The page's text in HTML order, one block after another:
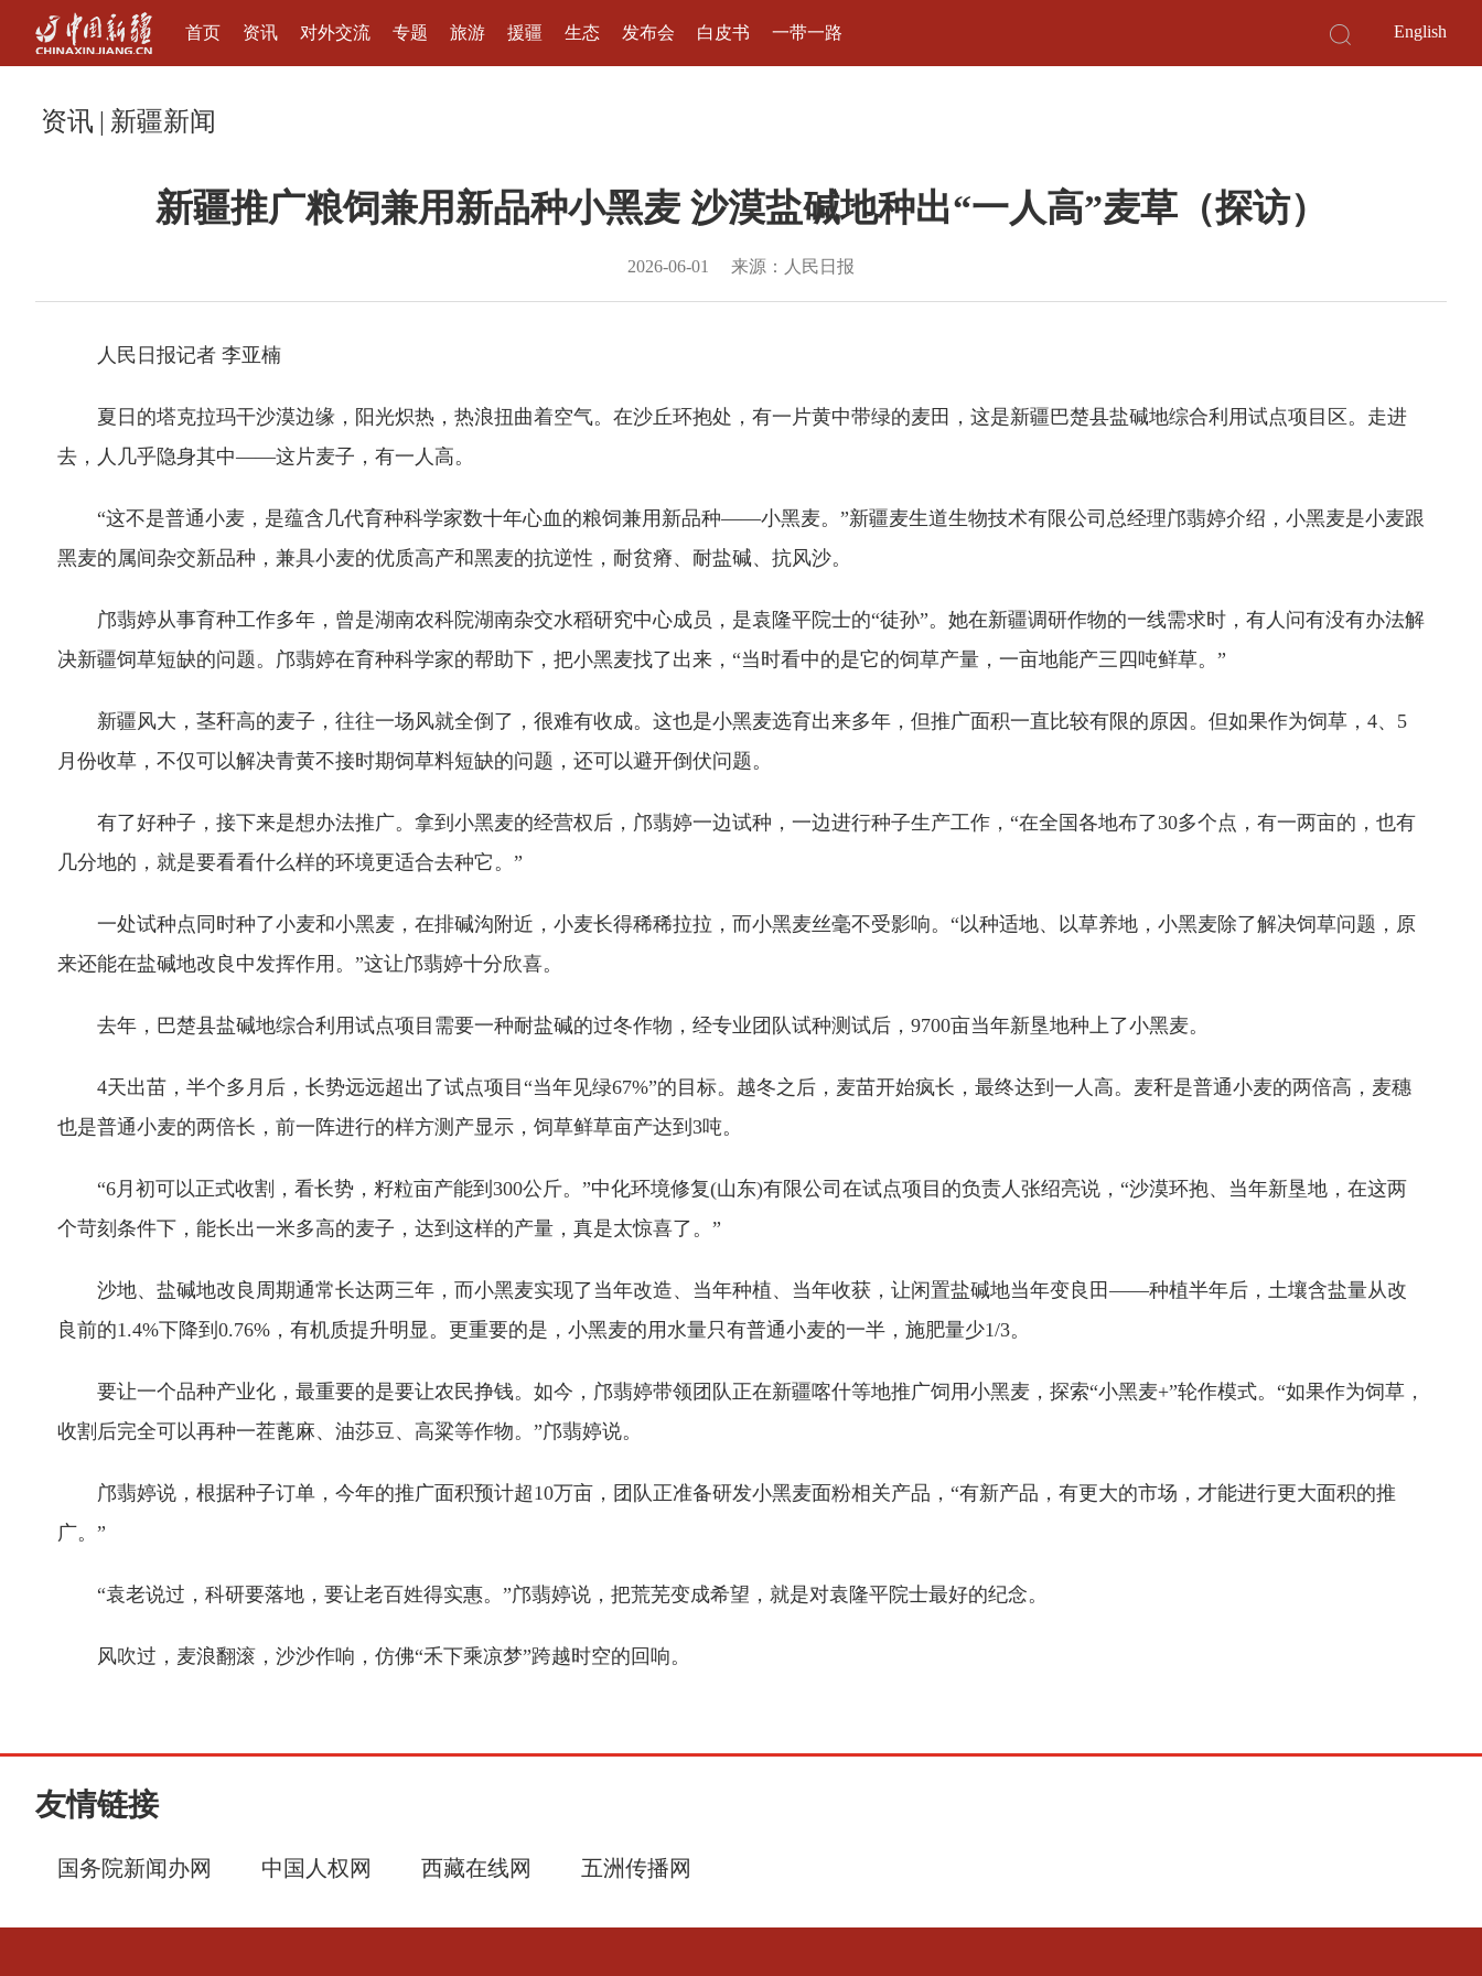
首页 资讯 对外交流 专题 旅游 援疆 生态 发布会 白皮书 一带一路 English
资讯 | 新疆新闻
新疆推广粮饲兼用新品种小黑麦 沙漠盐碱地种出“一人高”麦草（探访）
2026-06-01 来源：人民日报
人民日报记者 李亚楠
夏日的塔克拉玛干沙漠边缘，阳光炽热，热浪扭曲着空气。在沙丘环抱处，有一片黄中带绿的麦田，这是新疆巴楚县盐碱地综合利用试点项目区。走进
去，人几乎隐身其中——这片麦子，有一人高。
“这不是普通小麦，是蕴含几代育种科学家数十年心血的粮饲兼用新品种——小黑麦。”新疆麦生道生物技术有限公司总经理邝翡婷介绍，小黑麦是小麦跟
黑麦的属间杂交新品种，兼具小麦的优质高产和黑麦的抗逆性，耐贫瘠、耐盐碱、抗风沙。
邝翡婷从事育种工作多年，曾是湖南农科院湖南杂交水稻研究中心成员，是袁隆平院士的“徒孙”。她在新疆调研作物的一线需求时，有人问有没有办法解
决新疆饲草短缺的问题。邝翡婷在育种科学家的帮助下，把小黑麦找了出来，“当时看中的是它的饲草产量，一亩地能产三四吨鲜草。”
新疆风大，茎秆高的麦子，往往一场风就全倒了，很难有收成。这也是小黑麦选育出来多年，但推广面积一直比较有限的原因。但如果作为饲草，4、5
月份收草，不仅可以解决青黄不接时期饲草料短缺的问题，还可以避开倒伏问题。
有了好种子，接下来是想办法推广。拿到小黑麦的经营权后，邝翡婷一边试种，一边进行种子生产工作，“在全国各地布了30多个点，有一两亩的，也有
几分地的，就是要看看什么样的环境更适合去种它。”
一处试种点同时种了小麦和小黑麦，在排碱沟附近，小麦长得稀稀拉拉，而小黑麦丝毫不受影响。“以种适地、以草养地，小黑麦除了解决饲草问题，原
来还能在盐碱地改良中发挥作用。”这让邝翡婷十分欣喜。
去年，巴楚县盐碱地综合利用试点项目需要一种耐盐碱的过冬作物，经专业团队试种测试后，9700亩当年新垦地种上了小黑麦。
4天出苗，半个多月后，长势远远超出了试点项目“当年见绿67%”的目标。越冬之后，麦苗开始疯长，最终达到一人高。麦秆是普通小麦的两倍高，麦穗
也是普通小麦的两倍长，前一阵进行的样方测产显示，饲草鲜草亩产达到3吨。
“6月初可以正式收割，看长势，籽粒亩产能到300公斤。”中化环境修复(山东)有限公司在试点项目的负责人张绍亮说，“沙漠环抱、当年新垦地，在这两
个苛刻条件下，能长出一米多高的麦子，达到这样的产量，真是太惊喜了。”
沙地、盐碱地改良周期通常长达两三年，而小黑麦实现了当年改造、当年种植、当年收获，让闲置盐碱地当年变良田——种植半年后，土壤含盐量从改
良前的1.4%下降到0.76%，有机质提升明显。更重要的是，小黑麦的用水量只有普通小麦的一半，施肥量少1/3。
要让一个品种产业化，最重要的是要让农民挣钱。如今，邝翡婷带领团队正在新疆喀什等地推广饲用小黑麦，探索“小黑麦+”轮作模式。“如果作为饲草，
收割后完全可以再种一茬蓖麻、油莎豆、高粱等作物。”邝翡婷说。
邝翡婷说，根据种子订单，今年的推广面积预计超10万亩，团队正准备研发小黑麦面粉相关产品，“有新产品，有更大的市场，才能进行更大面积的推
广。”
“袁老说过，科研要落地，要让老百姓得实惠。”邝翡婷说，把荒芜变成希望，就是对袁隆平院士最好的纪念。
风吹过，麦浪翻滚，沙沙作响，仿佛“禾下乘凉梦”跨越时空的回响。
友情链接
国务院新闻办网 中国人权网 西藏在线网 五洲传播网